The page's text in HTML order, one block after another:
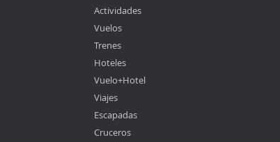
Actividades
Vuelos
Trenes
Hoteles
Vuelo+Hotel
Viajes
Escapadas
Cruceros